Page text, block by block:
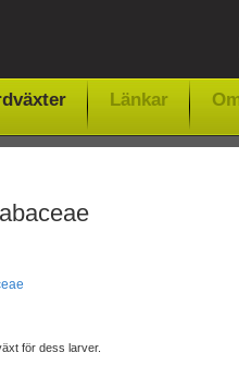
Länkar
för dess larver.